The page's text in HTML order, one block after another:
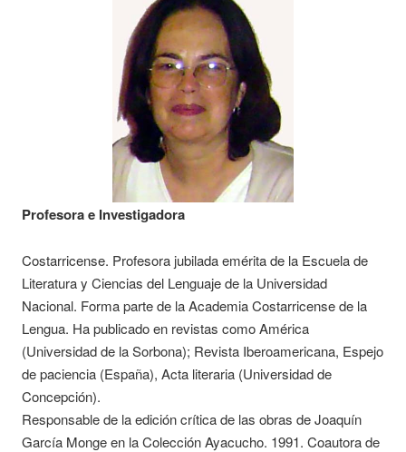
Profesora e Investigadora
Costarricense. Profesora jubilada emérita de la Escuela de
Literatura y Ciencias del Lenguaje de la Universidad
Nacional. Forma parte de la Academia Costarricense de la
Lengua. Ha publicado en revistas como América
(Universidad de la Sorbona); Revista Iberoamericana, Espejo
de paciencia (España), Acta literaria (Universidad de
Concepción).
Responsable de la edición crítica de las obras de Joaquín
García Monge en la Colección Ayacucho. 1991. Coautora de